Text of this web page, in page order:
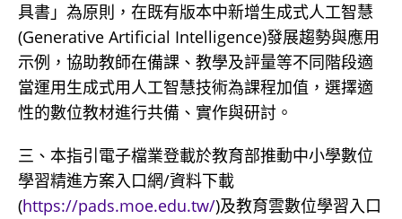
具書」為原則，在既有版本中新增生成式人工智慧
(Generative Artificial Intelligence)發展趨勢與應用
示例，協助教師在備課、教學及評量等不同階段適
當運用生成式用人工智慧技術為課程加值，選擇適
性的數位教材進行共備、實作與研討。
三、本指引電子檔業登載於教育部推動中小學數位
學習精進方案入口網/資料下載
(https://pads.moe.edu.tw/)及教育雲數位學習入口